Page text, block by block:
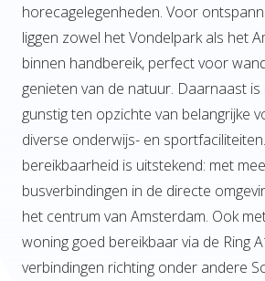
horecagelegenheden. Voor
liggen zowel het Vondelpark als het
binnen handbereik, perfect voor
genieten van de natuur. Daarnaast is
gunstig ten opzichte van belangrijke
diverse onderwijs- en
bereikbaarheid is uitstekend: met
busverbindingen in de directe
het centrum van Amsterdam. Ook
woning goed bereikbaar via de Ring
verbindingen richting onder andere